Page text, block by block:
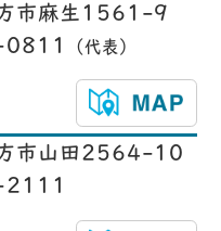
市麻生1561-9
0811
（代表）
市山田2564-10
2111